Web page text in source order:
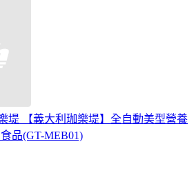
堤 【義大利珈樂堤】全自動美型營養
品(GT-MEB01)